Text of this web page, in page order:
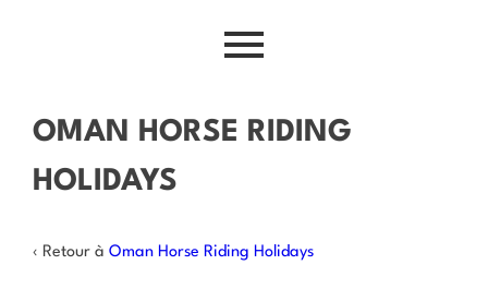
OMAN HORSE RIDING
HOLIDAYS
‹ Retour à Oman Horse Riding Holidays